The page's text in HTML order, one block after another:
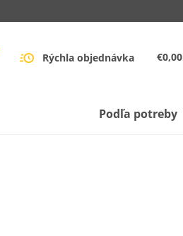
Rýchla objednávka €0,00
Podľa potreby